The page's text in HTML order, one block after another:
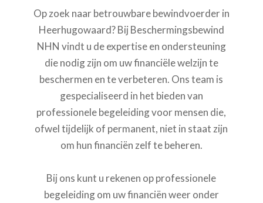
Op zoek naar betrouwbare bewindvoerder in
Heerhugowaard? Bij Beschermingsbewind
NHN vindt u de expertise en ondersteuning
die nodig zijn om uw financiële welzijn te
beschermen en te verbeteren. Ons team is
gespecialiseerd in het bieden van
professionele begeleiding voor mensen die,
ofwel tijdelijk of permanent, niet in staat zijn
om hun financiën zelf te beheren.
Bij ons kunt u rekenen op professionele
begeleiding om uw financiën weer onder